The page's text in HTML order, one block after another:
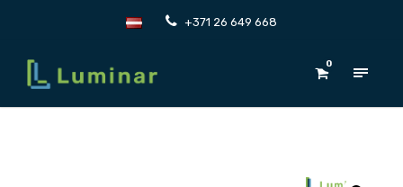
+371 26 649 668
0